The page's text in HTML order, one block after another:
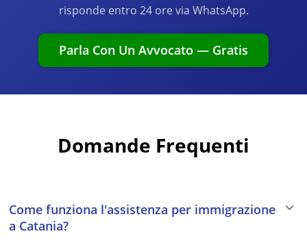
risponde entro 24 ore via WhatsApp.
Parla Con Un Avvocato — Gratis
Domande Frequenti
Come funziona l'assistenza per immigrazione
a Catania?